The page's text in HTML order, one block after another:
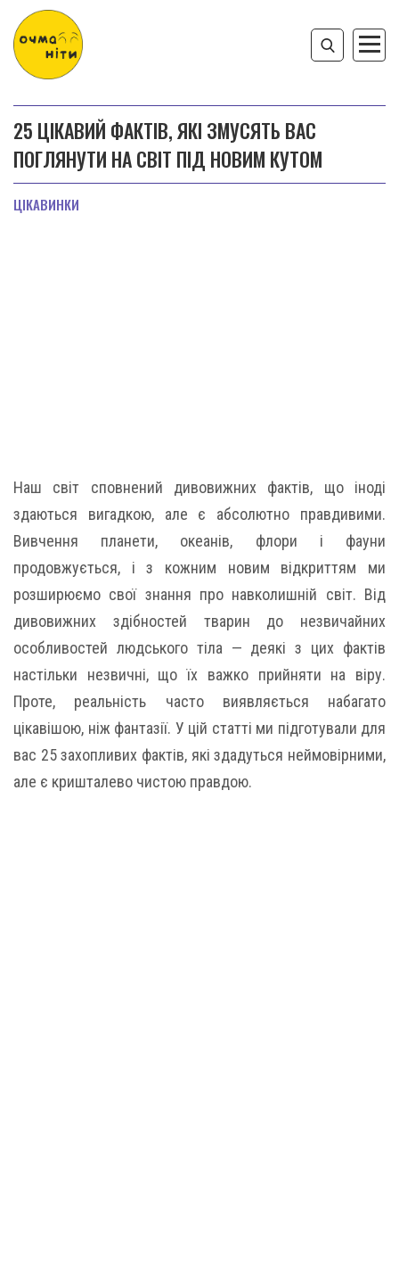
25 ЦІКАВИЙ ФАКТІВ, ЯКІ ЗМУСЯТЬ ВАС
ПОГЛЯНУТИ НА СВІТ ПІД НОВИМ КУТОМ
ЦІКАВИНКИ
Наш світ сповнений дивовижних фактів, що іноді
здаються вигадкою, але є абсолютно правдивими.
Вивчення планети, океанів, флори і фауни
продовжується, і з кожним новим відкриттям ми
розширюємо свої знання про навколишній світ. Від
дивовижних здібностей тварин до незвичайних
особливостей людського тіла — деякі з цих фактів
настільки незвичні, що їх важко прийняти на віру.
Проте, реальність часто виявляється набагато
цікавішою, ніж фантазії. У цій статті ми підготували для
вас 25 захопливих фактів, які здадуться неймовірними,
але є кришталево чистою правдою.